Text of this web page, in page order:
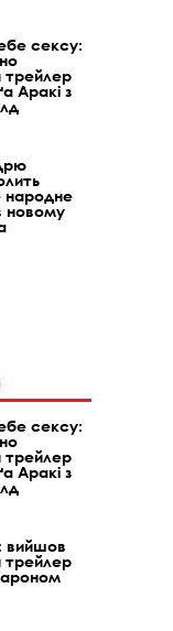
сексу:
трейлер
Аракі з
новому
сексу:
трейлер
Аракі з
вийшов
трейлер